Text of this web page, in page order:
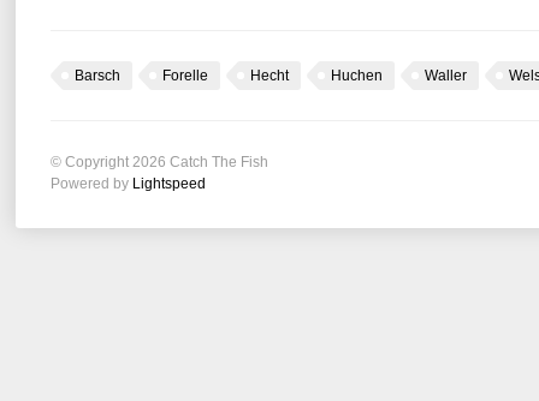
Barsch Forelle Hecht Huchen Waller
© Copyright 2026 Catch The Fish
Powered by Lightspeed